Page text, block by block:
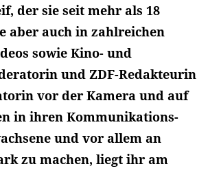
der sie seit mehr als 18
aber auch in zahlreichen
sowie Kino- und
und ZDF-Redakteurin
vor der Kamera und auf
in ihren Kommunikations-
und vor allem an
zu machen, liegt ihr am